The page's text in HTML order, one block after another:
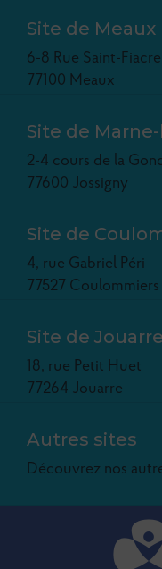
Site de Meaux
6-8 Rue Saint-Fiacre
77100 Meaux
Site de
2-4 cours de la
77600 Jossigny
Site de
4, rue Gabriel Péri
77527
Site de Jouarre
18, rue Petit Huet
77264 Jouarre
Autres sites
Découvrez nos